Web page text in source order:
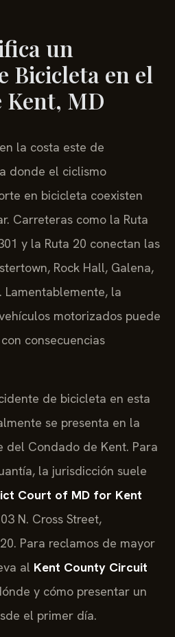
un
Bicicleta en el
Kent, MD
la costa este de
donde el ciclismo
en bicicleta coexisten
Carreteras como la Ruta
y la Ruta 20 conectan las
Rock Hall, Galena,
la
motorizados puede
consecuencias
de bicicleta en esta
se presenta en la
del Condado de Kent. Para
la jurisdicción suele
Court of MD for Kent
N. Cross Street,
Para reclamos de mayor
al Kent County Circuit
y cómo presentar un
el primer día.